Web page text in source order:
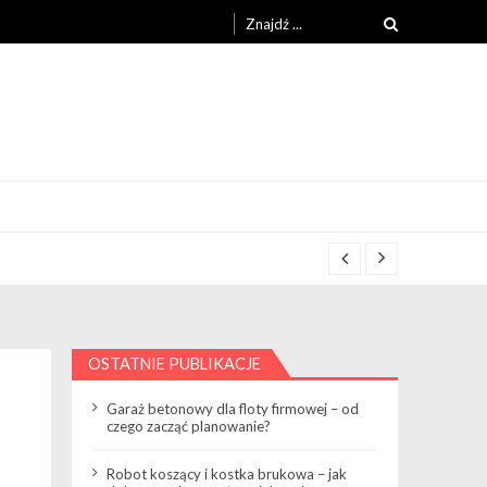
for:
OSTATNIE PUBLIKACJE
Garaż betonowy dla floty firmowej – od
czego zacząć planowanie?
Robot koszący i kostka brukowa – jak